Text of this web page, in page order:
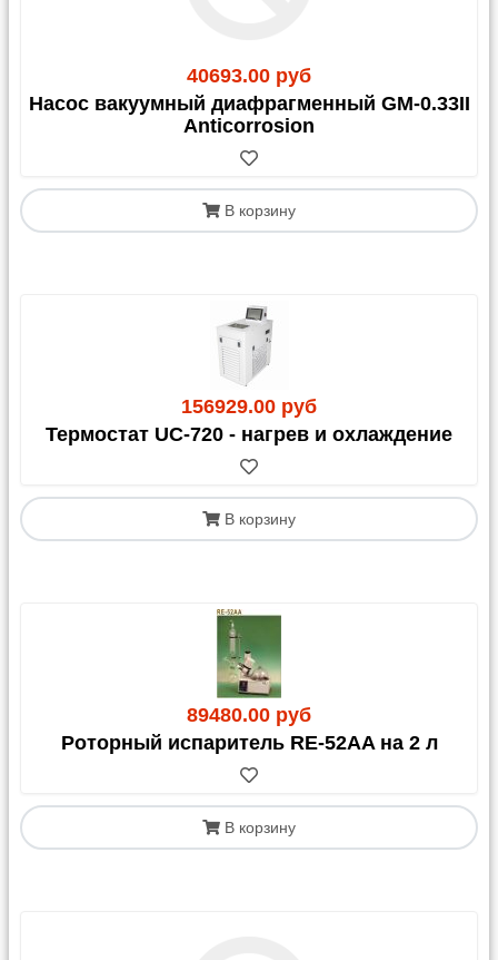
40693.00 руб
Насос вакуумный диафрагменный GM-0.33II
Anticorrosion
В корзину
156929.00 руб
Термостат UC-720 - нагрев и охлаждение
В корзину
89480.00 руб
Роторный испаритель RE-52AA на 2 л
В корзину